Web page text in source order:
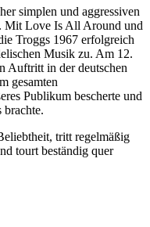
simplen und aggressiven
Mit Love Is All Around und
Troggs 1967 erfolgreich
Musik zu. Am 12.
Auftritt in der deutschen
gesamten
Publikum bescherte und
brachte.
tritt regelmäßig
tourt beständig quer